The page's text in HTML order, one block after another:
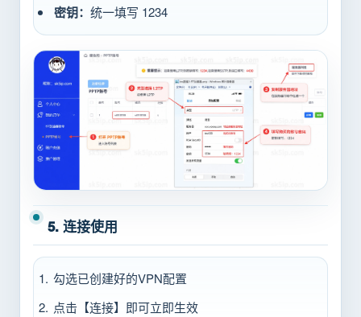
密钥： 统一填写 1234
5. 连接使用
勾选已创建好的VPN配置
点击【连接】即可立即生效